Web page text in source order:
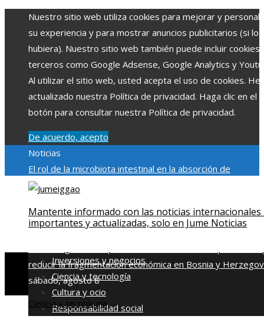
Nuestro sitio web utiliza cookies para mejorar y
su experiencia y para mostrar anuncios publicitarios (si los
hubiera). Nuestro sitio web también puede incluir cookies
terceros como Google Adsense, Google Analytics y
Al utilizar el sitio web, usted acepta el uso de cookies.
actualizado nuestra Política de privacidad. Haga clic en el
botón para consultar nuestra Política de privacidad.
De acuerdo, acepto
Noticias
El rol de la microbiota intestinal en la absorción de
nutrientesReformas regulatorias derivadas de desastres
Patrimonio de la Humanidad y su importanciaImpacto
económico y social de la estacionalidad turística en
reducir la fragmentación económica en Bosnia y
sábado, agosto 8
Mantente informado con las noticias internacionales
importantes y actualizadas, solo en Jume Noticias
Inversiones y negocios
Ciencia y tecnología
Cultura y ocio
Responsabilidad social
Ciencia y tecnología